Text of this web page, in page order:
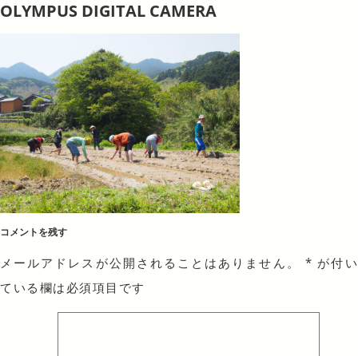
OLYMPUS DIGITAL CAMERA
コメントを残す
メールアドレスが公開されることはありません。 * が付い
ている欄は必須項目です